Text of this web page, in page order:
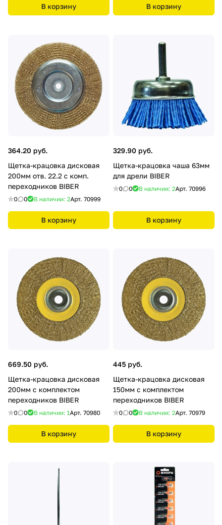
В корзину В корзину
364.20 руб.
Щетка-крацовка дисковая
200мм отв. 22.2 с комп.
переходников BIBER
0 0 В наличии: 2Арт. 70999
В корзину
329.90 руб.
Щетка-крацовка чаша 63мм
для дрели BIBER
0 0 В наличии: 2Арт. 70996
В корзину
669.50 руб.
Щетка-крацовка дисковая
200мм с комплектом
переходников BIBER
0 0 В наличии: 1Арт. 70980
В корзину
445 руб.
Щетка-крацовка дисковая
150мм с комплектом
переходников BIBER
0 0 В наличии: 2Арт. 70979
В корзину